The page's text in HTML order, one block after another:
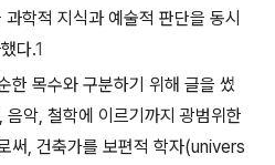
학적 지식과 예술적 판단을 동시
다.1
한 목수와 구분하기 위해 글을 썼
악, 철학에 이르기까지 광범위한
써, 건축가를 보편적 학자(univers